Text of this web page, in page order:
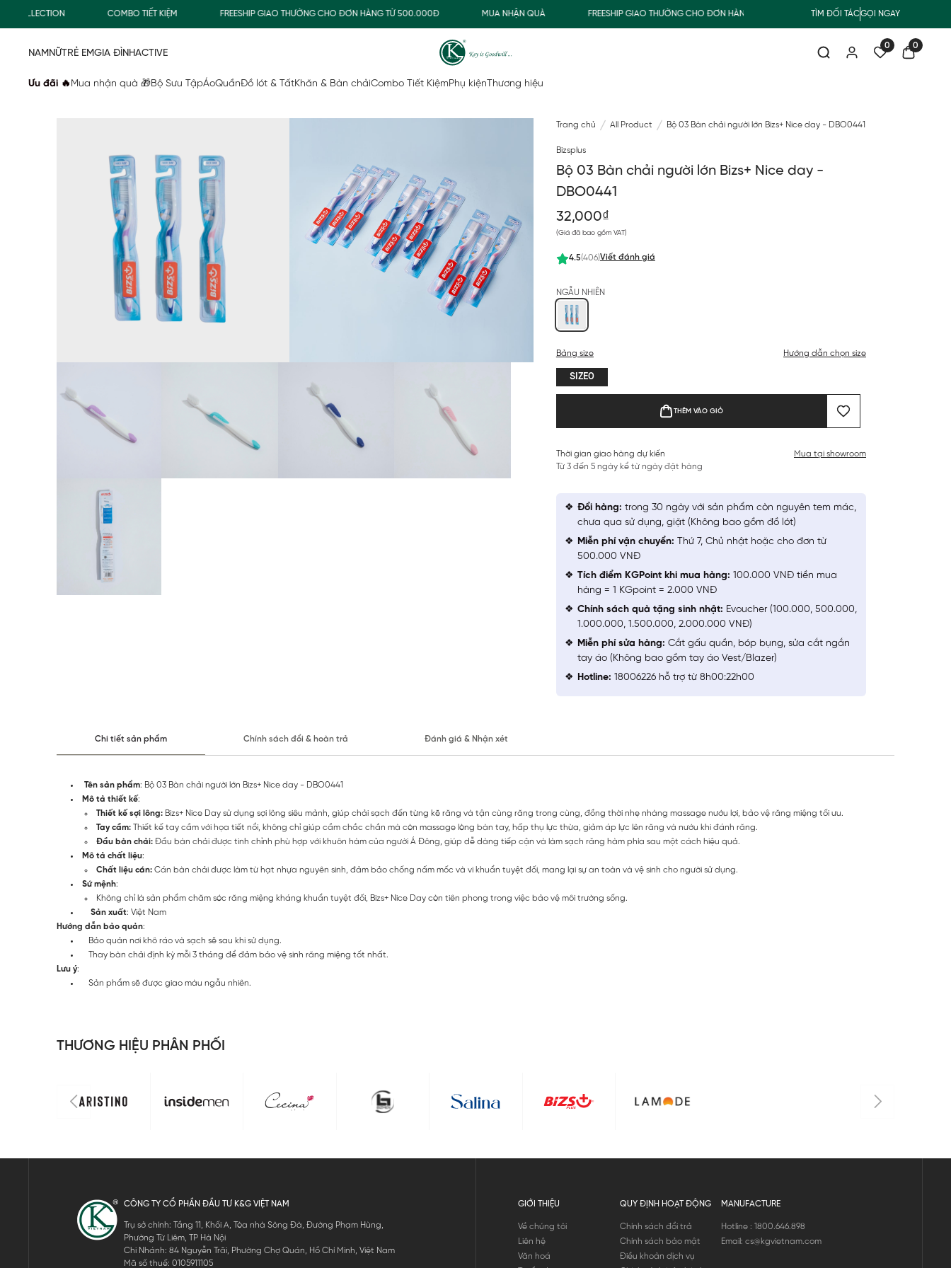
FREESHIP GIAO THƯỜNG CHO ĐƠN HÀNG TỪ 500.000Đ MUA NHẬN QUÀ FREESHIP GIAO THƯỜNG CHO ĐƠN HÀNG TỪ 500.000Đ SUMMER COLLECTION COMBO TIẾT KIỆM
TÌM ĐỐI TÁCGỌI NGAY
0 0
NAMNỮTRẺ EMGIA ĐÌNHACTIVE
Ưu đãi 🔥 Mua nhận quà 🎁Bộ Sưu TậpÁoQuầnĐồ lót & TấtKhăn & Bàn chảiCombo Tiết KiệmPhụ kiện Thương hiệu
Trang chủ All Product Bộ 03 Bàn chải người lớn Bizs+ Nice day - DBO0441
Bizsplus
Bộ 03 Bàn chải người lớn Bizs+ Nice day -
DBO0441
32,000₫
(Giá đã bao gồm VAT)
4.5(406)Viết đánh giá
NGẪU NHIÊN
Bảng size Hướng dẫn chọn size
SIZE0
THÊM VÀO GIỎ
Thời gian giao hàng dự kiến
Từ 3 đến 5 ngày kể từ ngày đặt hàng
Mua tại showroom
Đổi hàng: trong 30 ngày với sản phẩm còn nguyên tem mác,
chưa qua sử dụng, giặt (Không bao gồm đồ lót)
Miễn phí vận chuyển: Thứ 7, Chủ nhật hoặc cho đơn từ
500.000 VNĐ
Tích điểm KGPoint khi mua hàng: 100.000 VNĐ tiền mua
hàng = 1 KGpoint = 2.000 VNĐ
Chính sách quà tặng sinh nhật: Evoucher (100.000, 500.000,
1.000.000, 1.500.000, 2.000.000 VNĐ)
Miễn phí sửa hàng: Cắt gấu quần, bóp bụng, sửa cắt ngắn
tay áo (Không bao gồm tay áo Vest/Blazer)
Hotline: 18006226 hỗ trợ từ 8h00:22h00
Chi tiết sản phẩm Chính sách đổi & hoàn trả Đánh giá & Nhận xét
Tên sản phẩm: Bộ 03 Bàn chải người lớn Bizs+ Nice day - DBO0441
Mô tả thiết kế:
Thiết kế sợi lông: Bizs+ Nice Day sử dụng sợi lông siêu mảnh, giúp chải sạch đến từng kẽ răng và tận cùng răng trong cùng, đồng thời nhẹ nhàng massage nướu lợi, bảo vệ răng miệng tối ưu.
Tay cầm: Thiết kế tay cầm với họa tiết nổi, không chỉ giúp cầm chắc chắn mà còn massage lòng bàn tay, hấp thụ lực thừa, giảm áp lực lên răng và nướu khi đánh răng.
Đầu bàn chải: Đầu bàn chải được tinh chỉnh phù hợp với khuôn hàm của người Á Đông, giúp dễ dàng tiếp cận và làm sạch răng hàm phía sau một cách hiệu quả.
Mô tả chất liệu:
Chất liệu cán: Cán bàn chải được làm từ hạt nhựa nguyên sinh, đảm bảo chống nấm mốc và vi khuẩn tuyệt đối, mang lại sự an toàn và vệ sinh cho người sử dụng.
Sứ mệnh:
Không chỉ là sản phẩm chăm sóc răng miệng kháng khuẩn tuyệt đối, Bizs+ Nice Day còn tiên phong trong việc bảo vệ môi trường sống.
Sản xuất: Việt Nam
Hướng dẫn bảo quản:
Bảo quản nơi khô ráo và sạch sẽ sau khi sử dụng.
Thay bàn chải định kỳ mỗi 3 tháng để đảm bảo vệ sinh răng miệng tốt nhất.
Lưu ý:
Sản phẩm sẽ được giao màu ngẫu nhiên.
THƯƠNG HIỆU PHÂN PHỐI
CÔNG TY CỔ PHẦN ĐẦU TƯ K&G VIỆT NAM
Trụ sở chính: Tầng 11, Khối A, Tòa nhà Sông Đà, Đường Phạm Hùng,
Phường Từ Liêm, TP Hà Nội
Chi Nhánh: 84 Nguyễn Trãi, Phường Chợ Quán, Hồ Chí Minh, Việt Nam
Mã số thuế: 0105911105
GIỚI THIỆU
Về chúng tôi
Liên hệ
Văn hoá
QUY ĐỊNH HOẠT ĐỘNG
Chính sách đổi trả
Chính sách bảo mật
Điều khoản dịch vụ
MANUFACTURE
Hotline : 1800.646.898
Email: cs@kgvietnam.com